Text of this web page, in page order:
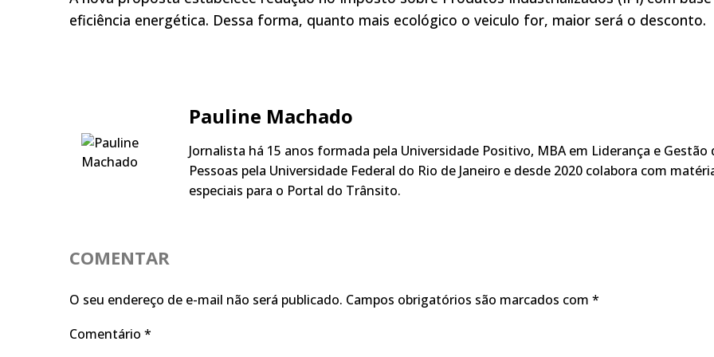
eficiência energética. Dessa forma, quanto mais ecológico o veiculo for, maior será o desconto.
Pauline Machado
Jornalista há 15 anos formada pela Universidade Positivo, MBA em Liderança e Gestão
Pessoas pela Universidade Federal do Rio de Janeiro e desde 2020 colabora com
especiais para o Portal do Trânsito.
COMENTAR
O seu endereço de e-mail não será publicado. Campos obrigatórios são marcados com *
Comentário *